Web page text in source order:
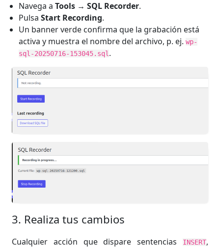
Navega aTools → SQL Recorder.
PulsaStart Recording.
Un banner verde confirma que la grabación está
activa y muestra el nombre del archivo, p. ej.wp-
sql-20250716-153045.sql .
3. Realiza tus cambios
Cualquier acción que dispare sentencias INSERT,